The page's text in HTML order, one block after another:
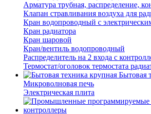
Арматура трубная, распределение,
Клапан стравливания воздуха для
Кран водопроводный с
Кран радиатора
Кран шаровой
Кран/вентиль водопроводный
Распределитель на 2 входа с
Термостат/оголовок термостата
Бытовая
Микроволновая печь
Электрическая плита